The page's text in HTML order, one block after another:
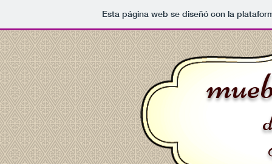
Esta página web se diseñó con la
​